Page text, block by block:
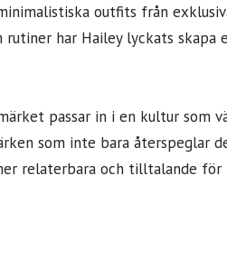
outfits från
rutiner har Hailey lyckats skapa
passar in i en kultur som
som inte bara återspeglar
relaterbara och tilltalande för